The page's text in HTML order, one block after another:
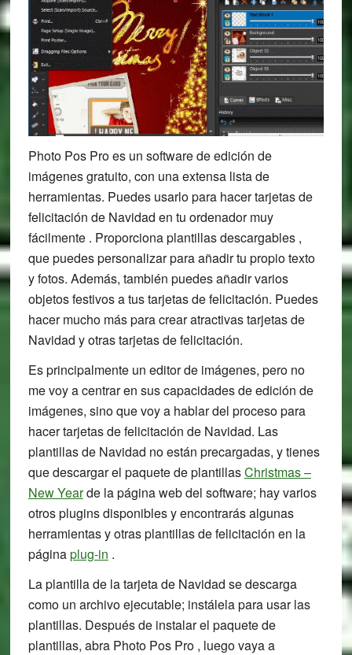
Photo Pos Pro es un software de edición de
imágenes gratuito, con una extensa lista de
herramientas. Puedes usarlo para hacer tarjetas de
felicitación de Navidad en tu ordenador muy
fácilmente . Proporciona plantillas descargables ,
que puedes personalizar para añadir tu propio texto
y fotos. Además, también puedes añadir varios
objetos festivos a tus tarjetas de felicitación. Puedes
hacer mucho más para crear atractivas tarjetas de
Navidad y otras tarjetas de felicitación.
Es principalmente un editor de imágenes, pero no
me voy a centrar en sus capacidades de edición de
imágenes, sino que voy a hablar del proceso para
hacer tarjetas de felicitación de Navidad. Las
plantillas de Navidad no están precargadas, y tienes
que descargar el paquete de plantillasChristmas –
New Yearde la página web del software; hay varios
otros plugins disponibles y encontrarás algunas
herramientas y otras plantillas de felicitación en la
páginaplug-in .
La plantilla de la tarjeta de Navidad se descarga
como un archivo ejecutable; instálela para usar las
plantillas. Después de instalar el paquete de
plantillas, abra Photo Pos Pro , luego vaya a